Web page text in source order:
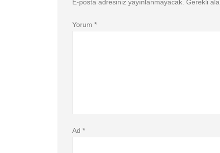
E-posta adresiniz yayınlanmayacak. Gerekli
Yorum *
Ad *